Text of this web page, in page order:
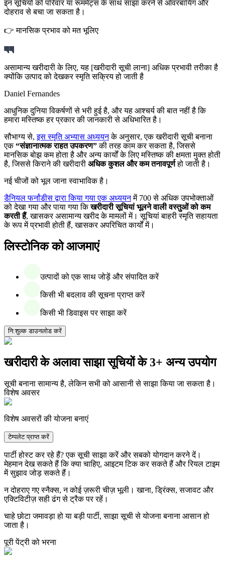
इन सूचियों को परिवार या रूममेट्स के साथ साझा करने से ओवरबायिंग और
दोहराव से बचा जा सकता है।
👉 मानसिक प्रभाव को मत भूलिए
असामान्य खरीदारी के लिए, यह [खरीदारी सूची लाना] अधिक प्रभावी तरीका है
क्योंकि उत्पाद को देखकर स्मृति सक्रिय हो जाती है
Daniel Fernandes
आधुनिक दुनिया विकर्षणों से भरी हुई है, और यह आश्चर्य की बात नहीं है कि
हमारा मस्तिष्क हर प्रकार की जानकारी से अधिभारित है।
सौभाग्य से,इस स्मृति अभ्यास अध्ययनके अनुसार, एक खरीदारी सूची बनाना
एक“संज्ञानात्मक राहत उपकरण”की तरह काम कर सकता है, जिससे
मानसिक बोझ कम होता है और अन्य कार्यों के लिए मस्तिष्क की क्षमता मुक्त होती
है, जिससे किराने की खरीदारी अधिक कुशल और कम तनावपूर्णहो जाती है।
नई चीजों को भूल जाना स्वाभाविक है।
डैनियल फर्नांडीस द्वारा किया गया एक अध्ययनमें 700 से अधिक उपभोक्ताओं
को देखा गया और पाया गया किखरीदारी सूचियां भूलने वाली वस्तुओं को कम
करती हैं, खासकर असामान्य खरीद के मामलों में। सूचियां बाहरी स्मृति सहायता
के रूप में प्रभावी होती हैं, खासकर अपरिचित कार्यों में।
लिस्टोनिक को आजमाएं
उत्पादों को एक साथ जोड़ें और संपादित करें
किसी भी बदलाव की सूचना प्राप्त करें
किसी भी डिवाइस पर साझा करें
नि:शुल्क डाउनलोड करें
खरीदारी के अलावा साझा सूचियों के 3+ अन्य उपयोग
सूची बनाना सामान्य है, लेकिन सभी को आसानी से साझा किया जा सकता है।
विशेष अवसर
विशेष अवसरों की योजना बनाएं
टेम्पलेट प्राप्त करें
पार्टी होस्ट कर रहे हैं? एक सूची साझा करें और सबको योगदान करने दें।
मेहमान देख सकते हैं कि क्या चाहिए, आइटम टिक कर सकते हैं और रियल टाइम
में सुझाव जोड़ सकते हैं।
न दोहराए गए स्नैक्स, न कोई ज़रूरी चीज़ भूली। खाना, ड्रिंक्स, सजावट और
एक्टिविटीज़ सही ढंग से ट्रैक पर रहें।
चाहे छोटा जमावड़ा हो या बड़ी पार्टी, साझा सूची से योजना बनाना आसान हो
जाता है।
पूरी पेंट्री को भरना